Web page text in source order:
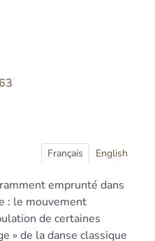
Français English
emprunté dans
: le mouvement
de certaines
» de la danse classique